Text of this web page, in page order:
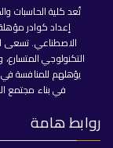
تُعد كلية الحاسبات
إعداد كوادر
الاصطناعي. تسعى
التكنولوجي
يؤهلهم للمنافسة
في بناء مجتمع
روابط هامة